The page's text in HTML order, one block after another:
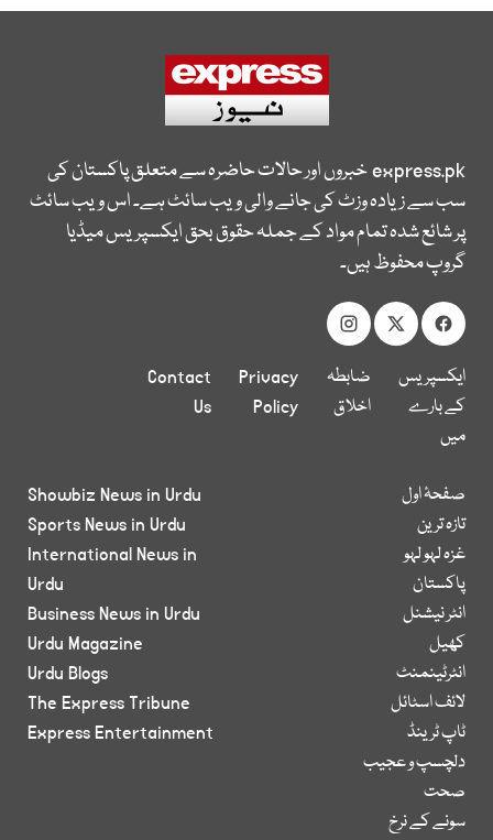
express.pkخبروں اور حالات حاضرہ سے متعلق پاکستان کی
سب سے زیادہ وزٹ کی جانے والی ویب سائٹ ہے۔ اس ویب سائٹ
پر شائع شدہ تمام مواد کے جملہ حقوق بحق ایکسپریس میڈیا
گروپ محفوظ ہیں۔
ایکسپریس
کے بارے
میں
ضابطہ
اخلاق
Privacy
Policy
Contact
Us
صفحۂ اول
تازہ ترین
غزہ لہو لہو
پاکستان
انٹر نیشنل
کھیل
انٹرٹینمنٹ
لائف اسٹائل
ٹاپ ٹرینڈ
دلچسپ و عجیب
صحت
سونے کے نرخ
Showbiz News in Urdu
Sports News in Urdu
International News in
Urdu
Business News in Urdu
Urdu Magazine
Urdu Blogs
The Express Tribune
Express Entertainment